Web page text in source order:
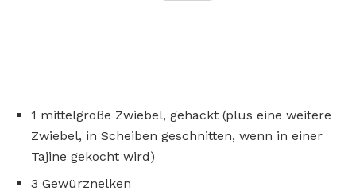
1 mittelgroße Zwiebel, gehackt (plus eine weitere
Zwiebel, in Scheiben geschnitten, wenn in einer
Tajine gekocht wird)
3 Gewürznelken